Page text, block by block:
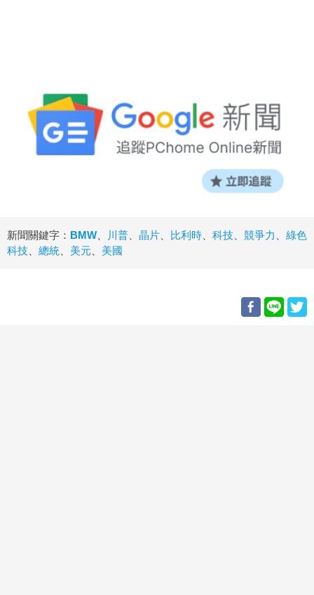
新聞關鍵字： BMW 川普 晶片 比利時 科技 競爭力
綠色
科技
總統 美元 美國